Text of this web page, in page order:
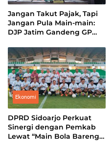
Jangan Takut Pajak, Tapi
Jangan Pula Main-main:
DJP Jatim Gandeng GP
Pajak
Ekonomi
DPRD Sidoarjo Perkuat
Sinergi dengan Pemkab
Lewat “Main Bola Bareng”